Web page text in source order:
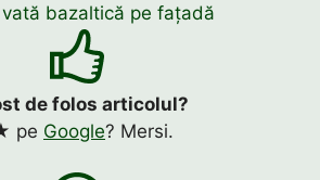
bazaltică pe fațadă
de folos articolul?
pe Google? Mersi.